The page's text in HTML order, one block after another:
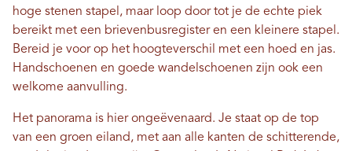
hoge stenen stapel, maar loop door tot je de echte piek
bereikt met een brievenbusregister en een kleinere stapel.
Bereid je voor op het hoogteverschil met een hoed en jas.
Handschoenen en goede wandelschoenen zijn ook een
welkome aanvulling.
Het panorama is hier ongeëvenaard. Je staat op de top
van een groen eiland, met aan alle kanten de schitterende,